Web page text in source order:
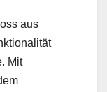
aus
Mit